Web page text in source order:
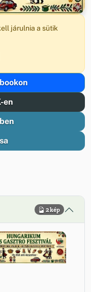
járulnia a sütik
en
2 kép